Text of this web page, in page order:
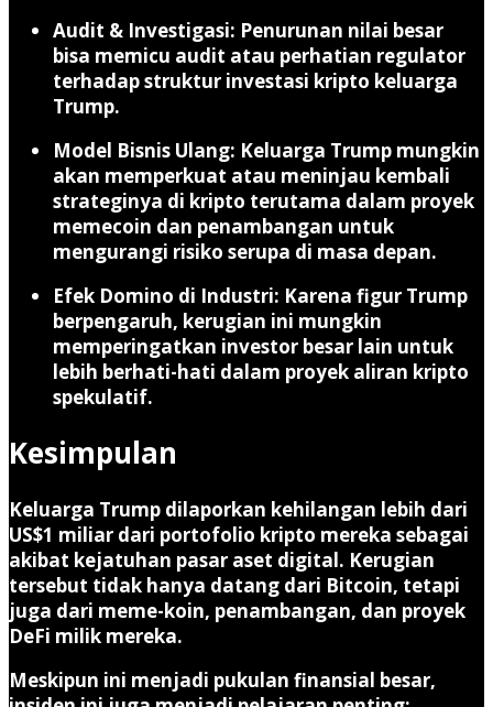
Audit & Investigasi: Penurunan nilai besar
bisa memicu audit atau perhatian regulator
terhadap struktur investasi kripto keluarga
Trump.
Model Bisnis Ulang: Keluarga Trump mungkin
akan memperkuat atau meninjau kembali
strateginya di kripto terutama dalam proyek
memecoin dan penambangan untuk
mengurangi risiko serupa di masa depan.
Efek Domino di Industri: Karena figur Trump
berpengaruh, kerugian ini mungkin
memperingatkan investor besar lain untuk
lebih berhati-hati dalam proyek aliran kripto
spekulatif.
Kesimpulan
Keluarga Trump dilaporkan kehilangan lebih dari
US$1 miliar dari portofolio kripto mereka sebagai
akibat kejatuhan pasar aset digital. Kerugian
tersebut tidak hanya datang dari Bitcoin, tetapi
juga dari meme-koin, penambangan, dan proyek
DeFi milik mereka.
Meskipun ini menjadi pukulan finansial besar,